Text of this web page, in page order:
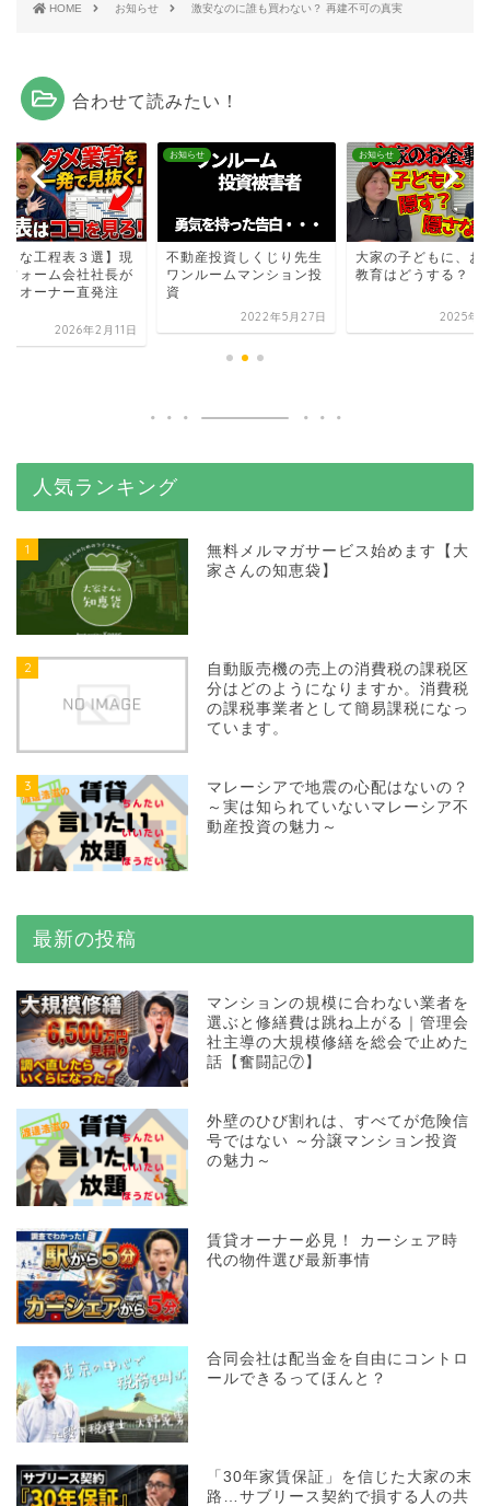
HOME お知らせ 激安なのに誰も買わない？ 再建不可の真実
合わせて読みたい！
メな工程表３選】現
フォーム会社社長が
｜オーナー直発注
2026年2月11日
お知らせ
不動産投資しくじり先生
ワンルームマンション投
資
2022年5月27日
お知らせ
大家の子どもに、お
教育はどうする？
2025年3
人気ランキング
1
無料メルマガサービス始めます【大
家さんの知恵袋】
2
自動販売機の売上の消費税の課税区
分はどのようになりますか。消費税
の課税事業者として簡易課税になっ
ています。
3
マレーシアで地震の心配はないの？
～実は知られていないマレーシア不
動産投資の魅力～
最新の投稿
マンションの規模に合わない業者を
選ぶと修繕費は跳ね上がる｜管理会
社主導の大規模修繕を総会で止めた
話【奮闘記⑦】
外壁のひび割れは、すべてが危険信
号ではない ～分譲マンション投資
の魅力～
賃貸オーナー必見！ カーシェア時
代の物件選び最新事情
合同会社は配当金を自由にコントロ
ールできるってほんと？
「30年家賃保証」を信じた大家の末
路…サブリース契約で損する人の共